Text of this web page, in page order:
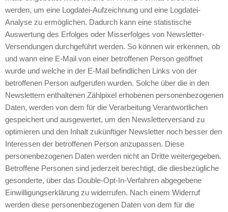
werden, um eine Logdatei-Aufzeichnung und eine Logdatei-
Analyse zu ermöglichen. Dadurch kann eine statistische
Auswertung des Erfolges oder Misserfolges von Newsletter-
Versendungen durchgeführt werden. So können wir erkennen, ob
und wann eine E-Mail von einer betroffenen Person geöffnet
wurde und welche in der E-Mail befindlichen Links von der
betroffenen Person aufgerufen wurden. Solche über die in den
Newslettern enthaltenen Zählpixel erhobenen personenbezogenen
Daten, werden von dem für die Verarbeitung Verantwortlichen
gespeichert und ausgewertet, um den Newsletterversand zu
optimieren und den Inhalt zukünftiger Newsletter noch besser den
Interessen der betroffenen Person anzupassen. Diese
personenbezogenen Daten werden nicht an Dritte weitergegeben.
Betroffene Personen sind jederzeit berechtigt, die diesbezügliche
gesonderte, über das Double-Opt-In-Verfahren abgegebene
Einwilligungserklärung zu widerrufen. Nach einem Widerruf
werden diese personenbezogenen Daten von dem für die